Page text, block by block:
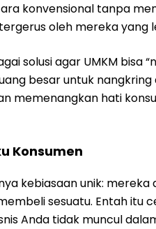
konvensional tanpa
oleh mereka yang
solusi agar UMKM bisa
besar untuk
memenangkan hati
Konsumen
kebiasaan unik:
sesuatu. Entah itu
Anda tidak muncul